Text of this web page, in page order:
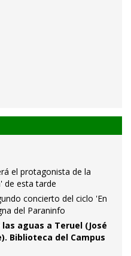
el protagonista de la
de esta tarde
concierto del ciclo 'En
del Paraninfo
aguas a Teruel (José
Biblioteca del Campus